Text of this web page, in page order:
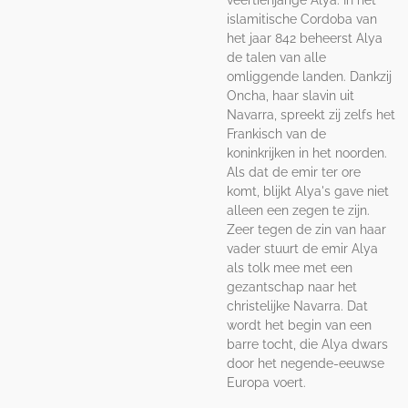
islamitische Cordoba van
het jaar 842 beheerst Alya
de talen van alle
omliggende landen. Dankzij
Oncha, haar slavin uit
Navarra, spreekt zij zelfs het
Frankisch van de
koninkrijken in het noorden.
Als dat de emir ter ore
komt, blijkt Alya's gave niet
alleen een zegen te zijn.
Zeer tegen de zin van haar
vader stuurt de emir Alya
als tolk mee met een
gezantschap naar het
christelijke Navarra. Dat
wordt het begin van een
barre tocht, die Alya dwars
door het negende-eeuwse
Europa voert.